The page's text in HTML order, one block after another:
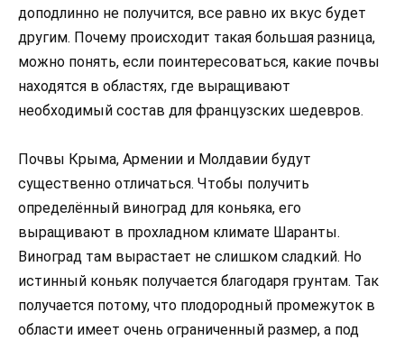
доподлинно не получится, все равно их вкус будет
другим. Почему происходит такая большая разница,
можно понять, если поинтересоваться, какие почвы
находятся в областях, где выращивают
необходимый состав для французских шедевров.
Почвы Крыма, Армении и Молдавии будут
существенно отличаться. Чтобы получить
определённый виноград для коньяка, его
выращивают в прохладном климате Шаранты.
Виноград там вырастает не слишком сладкий. Но
истинный коньяк получается благодаря грунтам. Так
получается потому, что плодородный промежуток в
области имеет очень ограниченный размер, а под